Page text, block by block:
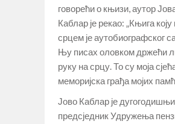
говорећи о књизи, аутор
Каблар је рекао: „Књига
срцем је аутобиографског
Њу писах оловком држећи
руку на срцу. То су моја
меморијска грађа мојих
Јово Каблар је дугогодишњи
предсједник Удружења